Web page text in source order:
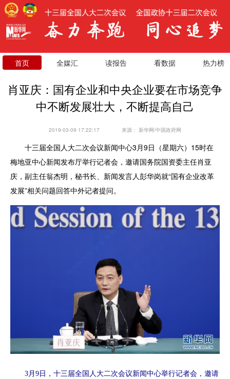
首页 全媒汇 读报告 看数据 热力榜
肖亚庆：国有企业和中央企业要在市场竞争
中不断发展壮大，不断提高自己
2019-03-09 17:22:17 来源： 新华网/中国政府网
十三届全国人大二次会议新闻中心3月9日（星期六）15时在
梅地亚中心新闻发布厅举行记者会，邀请国务院国资委主任肖亚
庆，副主任翁杰明，秘书长、新闻发言人彭华岗就“国有企业改革
发展”相关问题回答中外记者提问。
3月9日，十三届全国人大二次会议新闻中心举行记者会，邀请